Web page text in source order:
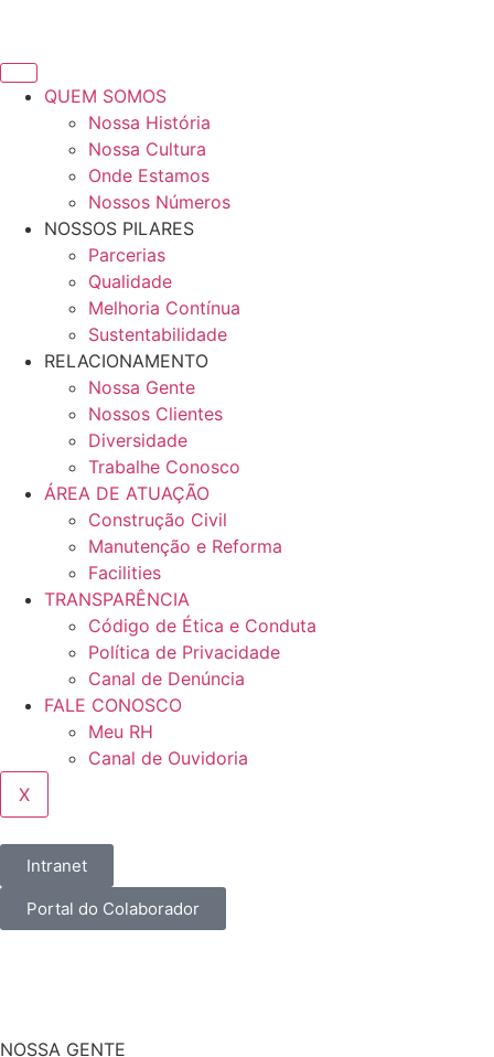
QUEM SOMOS
Nossa História
Nossa Cultura
Onde Estamos
Nossos Números
NOSSOS PILARES
Parcerias
Qualidade
Melhoria Contínua
Sustentabilidade
RELACIONAMENTO
Nossa Gente
Nossos Clientes
Diversidade
Trabalhe Conosco
ÁREA DE ATUAÇÃO
Construção Civil
Manutenção e Reforma
Facilities
TRANSPARÊNCIA
Código de Ética e Conduta
Política de Privacidade
Canal de Denúncia
FALE CONOSCO
Meu RH
Canal de Ouvidoria
X
Intranet
Portal do Colaborador
NOSSA GENTE